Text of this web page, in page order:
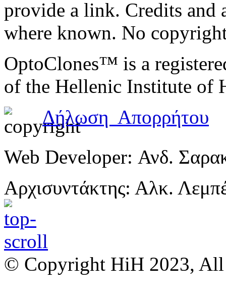
ΙΤΜΟ μαζί με το ΕΙΟ
χάσατε αυτή την
στον επίσημο
provide a link. Credits and
where known. No
OptoClones™ is a
of the Hellenic Institute of
Δήλωση Απορρήτου
Web Developer: Ανδ.
Αρχισυντάκτης: Αλκ.
© Copyright HiH 2023, All